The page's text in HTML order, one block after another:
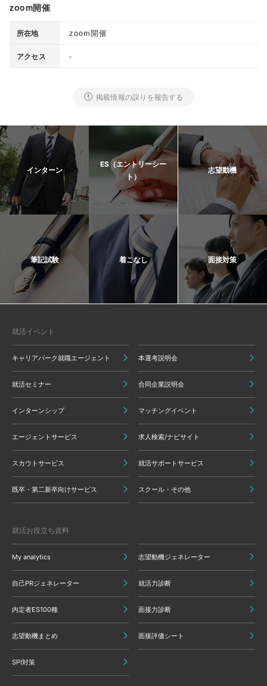
zoom開催
所在地 zoom開催
アクセス -
掲載情報の誤りを報告する
インターン
ES（エントリーシー
ト）
志望動機
筆記試験 着こなし 面接対策
就活イベント
キャリアパーク就職エージェント 本選考説明会
就活セミナー 合同企業説明会
インターンシップ マッチングイベント
エージェントサービス 求人検索/ナビサイト
スカウトサービス 就活サポートサービス
既卒・第二新卒向けサービス スクール・その他
就活お役立ち資料
My analytics 志望動機ジェネレーター
自己PRジェネレーター 就活力診断
内定者ES100種 面接力診断
志望動機まとめ 面接評価シート
SPI対策